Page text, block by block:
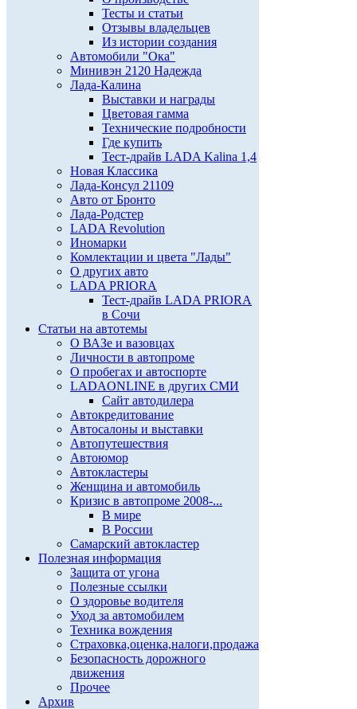
Тесты и статьи
Отзывы владельцев
Из истории создания
Автомобили "Ока"
Минивэн 2120 Надежда
Лада-Калина
Выставки и награды
Цветовая гамма
Технические подробности
Где купить
Тест-драйв LADA Kalina 1,4
Новая Классика
Лада-Консул 21109
Авто от Бронто
Лада-Родстер
LADA Revolution
Иномарки
Комлектации и цвета "Лады"
О других авто
LADA PRIORA
Тест-драйв LADA PRIORA
в Сочи
Статьи на автотемы
О ВАЗе и вазовцах
Личности в автопроме
О пробегах и автоспорте
LADAONLINE в других СМИ
Сайт автодилера
Автокредитование
Автосалоны и выставки
Автопутешествия
Автоюмор
Автокластеры
Женщина и автомобиль
Кризис в автопроме 2008-...
В мире
В России
Самарский автокластер
Полезная информация
Защита от угона
Полезные ссылки
О здоровье водителя
Уход за автомобилем
Техника вождения
Страховка,оценка,налоги,продажа
Безопасность дорожного
движения
Прочее
Архив